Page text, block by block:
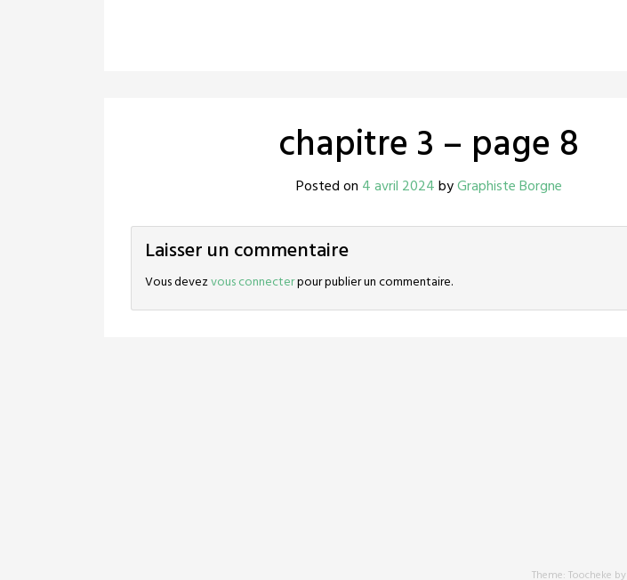
chapitre 3 – page 8
Posted on 4 avril 2024byGraphiste Borgne
Laisser un commentaire
Vous devezvous connecterpour publier un commentaire.
Theme: Toocheke by